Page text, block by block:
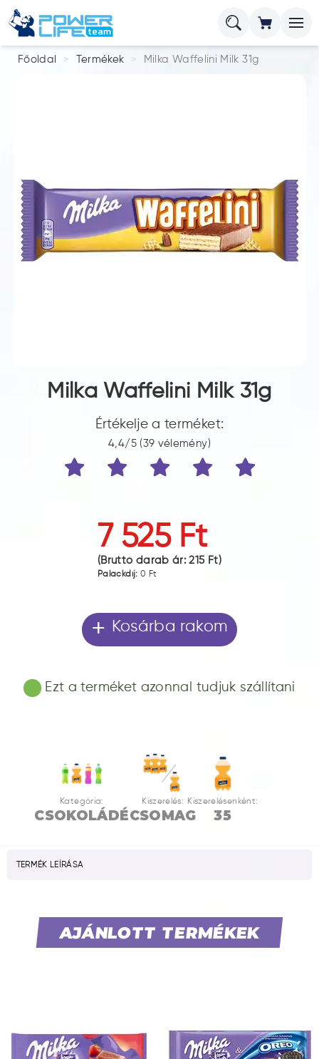
Főoldal Termékek Milka Waffelini Milk 31g
Milka Waffelini Milk 31g
Értékelje a terméket:
4,4/5 (39 vélemény)
7 525 Ft
(Bruttó darab ár:215 Ft)
Palackdíj: 0 Ft
+ Kosárba rakom
Ezt a terméket azonnal tudjuk szállítani
Kategória:
CSOKOLÁDÉ
Kiszerelés:
CSOMAG
Kiszerelésenként:
35
TERMÉK LEÍRÁSA
AJÁNLOTT TERMÉKEK